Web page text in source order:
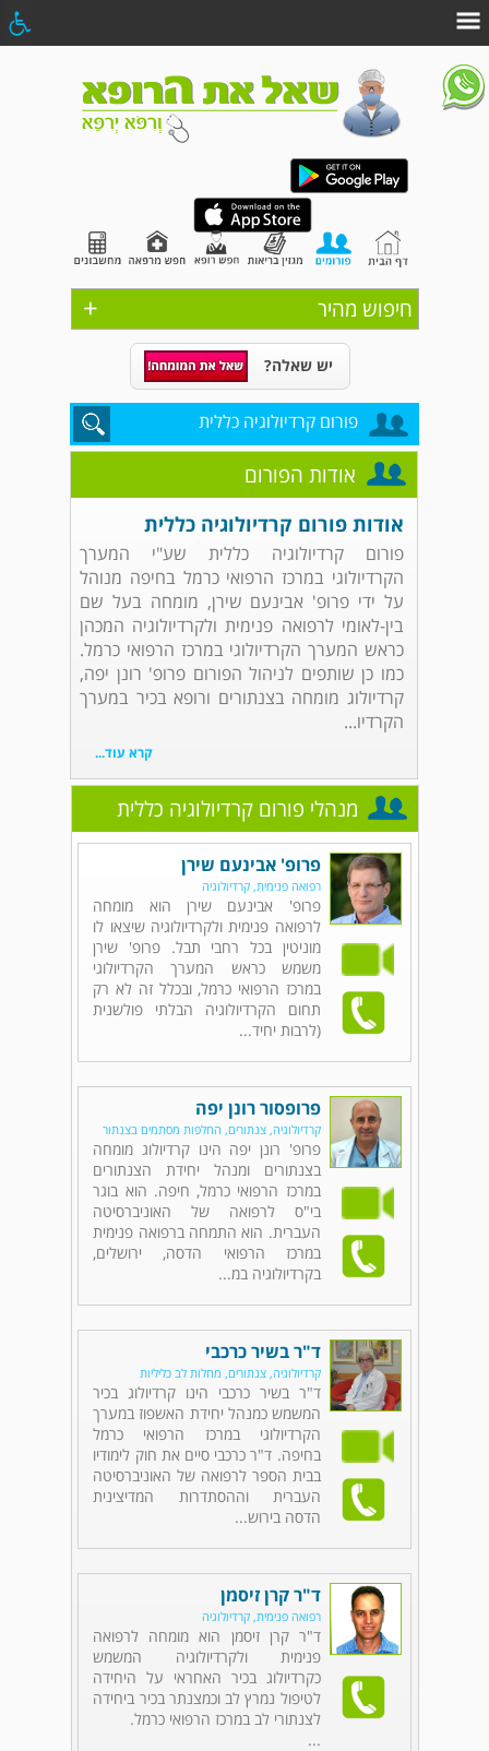
+ חיפוש מהיר
יש שאלה?
פורום קרדיולוגיה כללית
אודות הפורום
אודות פורום קרדיולוגיה כללית
פורום קרדיולוגיה כללית שע"י המערך
הקרדיולוגי במרכז הרפואי כרמל בחיפה מנוהל
על ידי פרופ' אבינעם שירן, מומחה בעל שם
בין-לאומי לרפואה פנימית ולקרדיולוגיה המכהן
כראש המערך הקרדיולוגי במרכז הרפואי כרמל.
כמו כן שותפים לניהול הפורום פרופ' רונן יפה,
קרדיולוג מומחה בצנתורים ורופא בכיר במערך
הקרדיו...
קרא עוד...
מנהלי פורום קרדיולוגיה כללית
פרופ' אבינעם שירן
רפואה פנימית, קרדיולוגיה
פרופ' אבינעם שירן הוא מומחה
לרפואה פנימית ולקרדיולוגיה שיצאו לו
מוניטין בכל רחבי תבל. פרופ' שירן
משמש כראש המערך הקרדיולוגי
במרכז הרפואי כרמל, ובכלל זה לא רק
תחום הקרדיולוגיה הבלתי פולשנית
(לרבות יחיד...
פרופסור רונן יפה
קרדיולוגיה, צנתורים, החלפות מסתמים בצנתור
פרופ' רונן יפה הינו קרדיולוג מומחה
בצנתורים ומנהל יחידת הצנתורים
במרכז הרפואי כרמל, חיפה. הוא בוגר
בי"ס לרפואה של האוניברסיטה
העברית. הוא התמחה ברפואה פנימית
במרכז הרפואי הדסה, ירושלים,
בקרדיולוגיה במ...
ד"ר בשיר כרכבי
קרדיולוגיה, צנתורים, מחלות לב כליליות
ד"ר בשיר כרכבי הינו קרדיולוג בכיר
המשמש כמנהל יחידת האשפוז במערך
הקרדיולוגי במרכז הרפואי כרמל
בחיפה. ד"ר כרכבי סיים את חוק לימודיו
בבית הספר לרפואה של האוניברסיטה
העברית וההסתדרות המדיצינית
הדסה בירוש...
ד"ר קרן זיסמן
רפואה פנימית, קרדיולוגיה
ד"ר קרן זיסמן הוא מומחה לרפואה
פנימית ולקרדיולוגיה המשמש
כקרדיולוג בכיר האחראי על היחידה
לטיפול נמרץ לב וכמצנתר בכיר ביחידה
לצנתורי לב במרכז הרפואי כרמל.
...